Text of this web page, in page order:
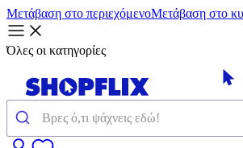
Μετάβαση στο περιεχόμενοΜετάβαση στο
Όλες οι κατηγορίες